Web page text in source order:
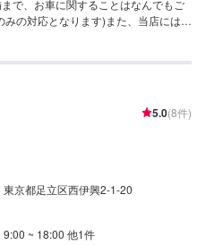
で、お車に関することはなんでもご
の対応となります)また、当店にはコ
お気軽にご利用ください！10人乗り
きです！【アクセス】当店は産業道
5.0(8件)
東京都足立区西伊興2-1-20
9:00 ~ 18:00 他1件